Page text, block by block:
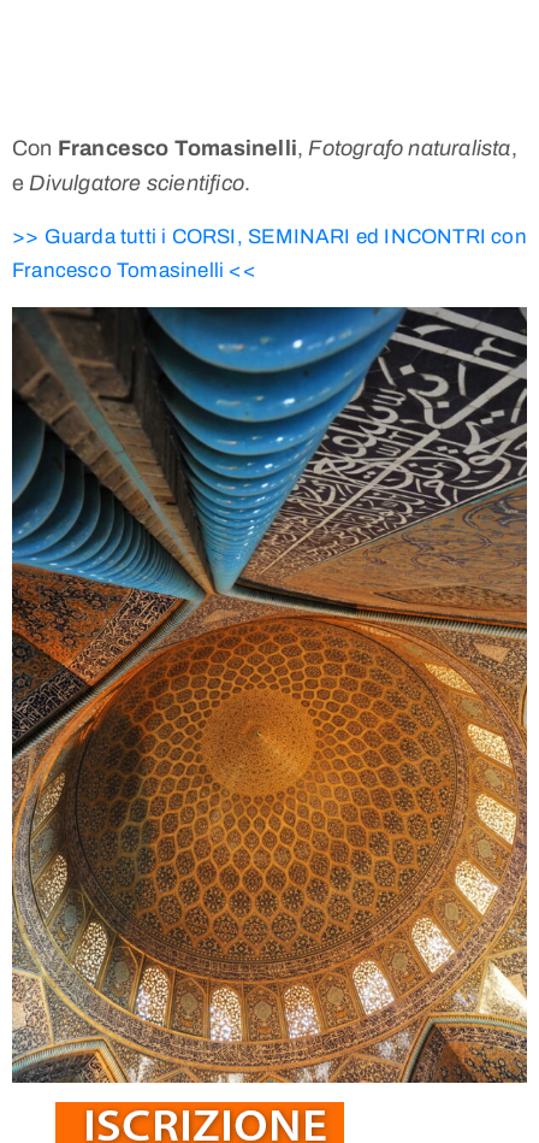
Con Francesco Tomasinelli,Fotografo naturalista,
eDivulgatore scientifico.
>> Guarda tutti i CORSI, SEMINARI ed INCONTRI con
Francesco Tomasinelli <<